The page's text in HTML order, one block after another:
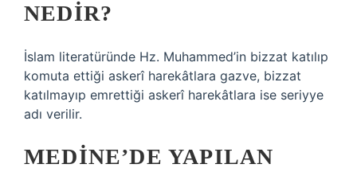
NEDIR?
İslam literatüründe Hz. Muhammed’in bizzat katılıp
komuta ettiği askerî harekâtlara gazve, bizzat
katılmayıp emrettiği askerî harekâtlara ise seriyye
adı verilir.
MEDINE’DE YAPILAN